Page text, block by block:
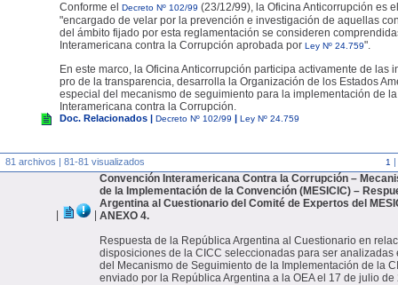
Conforme el Decreto Nº 102/99 (23/12/99), la Oficina Anticorrupción es
"encargado de velar por la prevención e investigación de aquellas
del ámbito fijado por esta reglamentación se consideren
Interamericana contra la Corrupción aprobada por Ley Nº 24.759".
En este marco, la Oficina Anticorrupción participa activamente de las
pro de la transparencia, desarrolla la Organización de los Estados
especial del mecanismo de seguimiento para la implementación de
Interamericana contra la Corrupción.
Doc. Relacionados | Decreto Nº 102/99 | Ley Nº 24.759
81 archivos | 81-81 visualizados 1 |
Convención Interamericana Contra la Corrupción –
de la Implementación de la Convención (MESICIC) –
Argentina al Cuestionario del Comité de Expertos del
ANEXO 4.
Respuesta de la República Argentina al Cuestionario en
disposiciones de la CICC seleccionadas para ser analizadas
del Mecanismo de Seguimiento de la Implementación de la
enviado por la República Argentina a la OEA el 17 de julio de